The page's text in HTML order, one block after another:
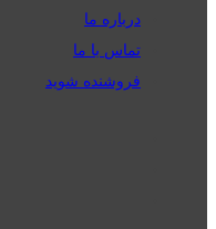
درباره ما
تماس با ما
فروشنده شوید